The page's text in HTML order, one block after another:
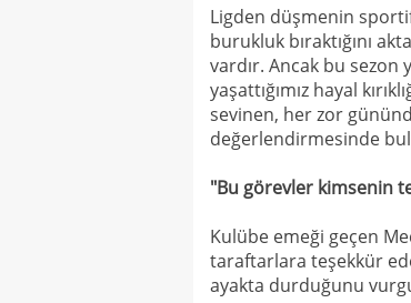
Ligden düşmenin sportif
burukluk bıraktığını
vardır. Ancak bu sezon
yaşattığımız hayal
sevinen, her zor
değerlendirmesinde
"Bu görevler kimsenin
Kulübe emeği geçen
taraftarlara teşekkür
ayakta durduğunu